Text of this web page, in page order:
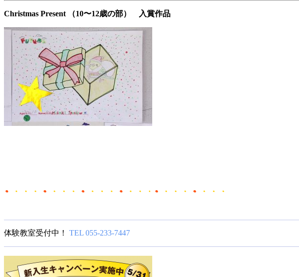
Christmas Present （10〜12歳の部） 入賞作品
体験教室受付中！ TEL 055-233-7447